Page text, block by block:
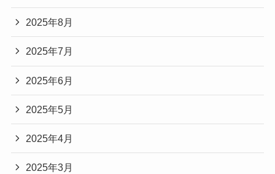
2025年8月
2025年7月
2025年6月
2025年5月
2025年4月
2025年3月